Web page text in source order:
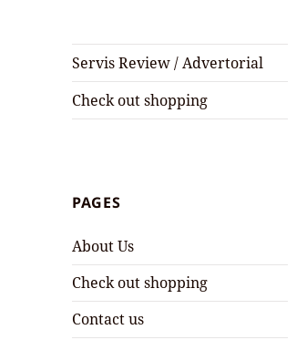
Servis Review / Advertorial
Check out shopping
PAGES
About Us
Check out shopping
Contact us